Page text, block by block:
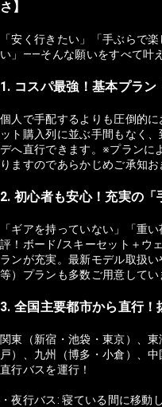
さ】
「安く行きたい」「手ぶらで
い」——そんな願いをすべて叶
1. コスパ最強！基本プラ
個人で手配するよりも圧倒的
ット購入列に並ぶ手間もなく
デへ直行できます。※プランに
りますのであらかじめご承知お
2. 初心者も安心！充実の
「ギアを持っていない」「重
評！ボード/スキーセット＋ウ
ランが充実。最新モデル取扱
等）プランも多数ご用意してい
3. 全国主要都市から直行！
関東（新宿・池袋・東京）、
戸）、九州（博多・小倉）、
直行バスを運行！
・夜行バス: 寝ている間に移動